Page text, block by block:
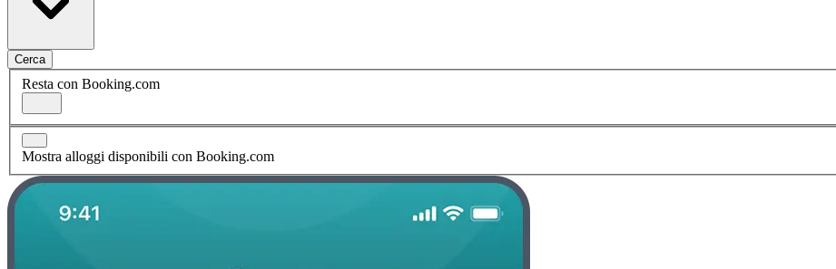
Cerca
Resta con Booking.com
Mostra alloggi disponibili con Booking.com